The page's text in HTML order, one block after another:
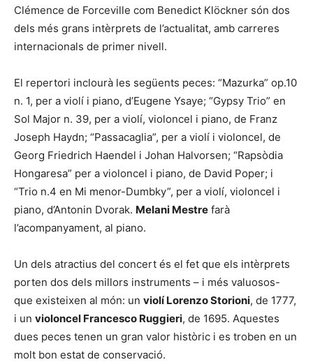
Clémence de Forceville com Benedict Klöckner són dos
dels més grans intèrprets de l’actualitat, amb carreres
internacionals de primer nivell.
El repertori inclourà les següents peces: “Mazurka” op.10
n. 1, per a violí i piano, d’Eugene Ysaye; “Gypsy Trio” en
Sol Major n. 39, per a violí, violoncel i piano, de Franz
Joseph Haydn; “Passacaglia”, per a violí i violoncel, de
Georg Friedrich Haendel i Johan Halvorsen; “Rapsòdia
Hongaresa” per a violoncel i piano, de David Poper; i
“Trio n.4 en Mi menor-Dumbky”, per a violí, violoncel i
piano, d’Antonin Dvorak. Melani Mestre farà
l’acompanyament, al piano.
Un dels atractius del concert és el fet que els intèrprets
porten dos dels millors instruments – i més valuosos-
que existeixen al món: un violí Lorenzo Storioni, de 1777,
i un violoncel Francesco Ruggieri, de 1695. Aquestes
dues peces tenen un gran valor històric i es troben en un
molt bon estat de conservació.